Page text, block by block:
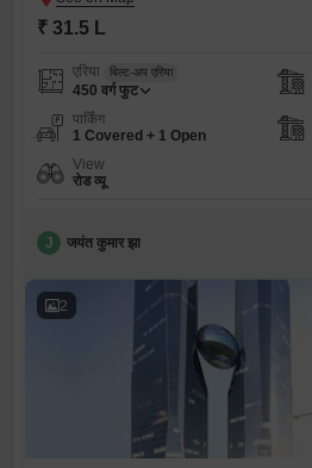
₹ 31.5 L
एरिया बिल्ट-अप एरिया
450 वर्ग फुट
पार्किंग
1 Covered + 1 Open
View
रोड व्यू
J जयंत कुमार झा
2